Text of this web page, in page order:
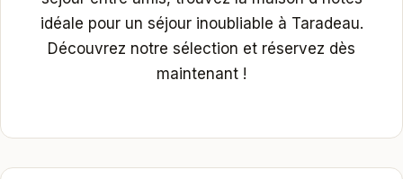
idéale pour un séjour inoubliable à Taradeau.
Découvrez notre sélection et réservez dès
maintenant !